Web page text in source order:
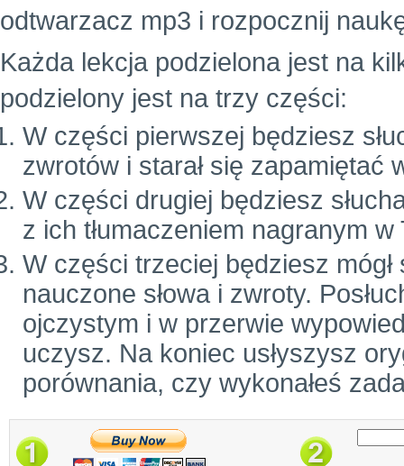
odtwarzacz mp3 i rozpocznij
Każda lekcja podzielona jest na
podzielony jest na trzy części:
W części pierwszej będziesz
zwrotów i starał się zapamiętać
W części drugiej będziesz
z ich tłumaczeniem nagranym
W części trzeciej będziesz
nauczone słowa i zwroty.
ojczystym i w przerwie
uczysz. Na koniec usłyszysz
porównania, czy wykonałeś